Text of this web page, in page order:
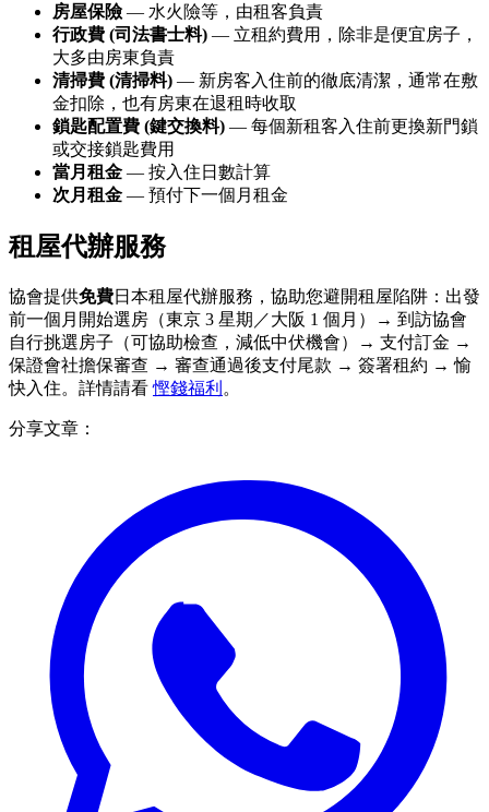
房屋保險 — 水火險等，由租客負責
行政費 (司法書士料) — 立租約費用，除非是便宜房子，
大多由房東負責
清掃費 (清掃料) — 新房客入住前的徹底清潔，通常在敷
金扣除，也有房東在退租時收取
鎖匙配置費 (鍵交換料) — 每個新租客入住前更換新門鎖
或交接鎖匙費用
當月租金 — 按入住日數計算
次月租金 — 預付下一個月租金
租屋代辦服務
協會提供免費日本租屋代辦服務，協助您避開租屋陷阱：出發
前一個月開始選房（東京 3 星期／大阪 1 個月）→ 到訪協會
自行挑選房子（可協助檢查，減低中伏機會）→ 支付訂金 →
保證會社擔保審查 → 審查通過後支付尾款 → 簽署租約 → 愉
快入住。詳情請看慳錢福利 。
分享文章：